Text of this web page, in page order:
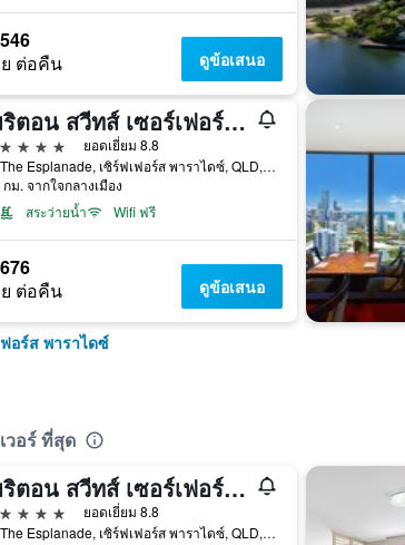
ย ต่อคืน ดูข้อเสนอ
เมริตอน สวีทส์ เซอร์เฟอร์ส พาราไดซ์
าว
ยอดเยี่ยม 8.8
86 The Esplanade, เซิร์ฟเฟอร์ส พาราไดซ์, QLD, ออสเตรเลีย
ม. จากใจกลางเมือง
สระว่ายน้ำ
Wifi ฟรี
ย ต่อคืน ดูข้อเสนอ
อร์ส พาราไดซ์
วอร์ ที่สุด
เมริตอน สวีทส์ เซอร์เฟอร์ส พาราไดซ์
าว
ยอดเยี่ยม 8.8
86 The Esplanade, เซิร์ฟเฟอร์ส พาราไดซ์, QLD, ออสเตรเลีย